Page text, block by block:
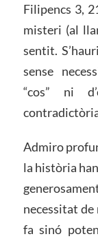
Filipencs 3,
misteri (al
sentit.
sense
“cos” ni
contradictòria
Admiro
la història
necessitat de
fa sinó